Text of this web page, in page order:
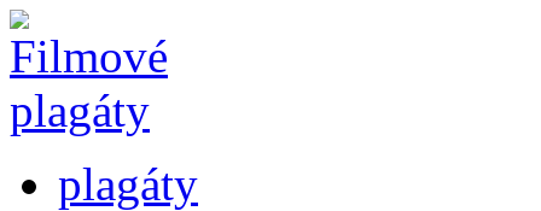
plagáty